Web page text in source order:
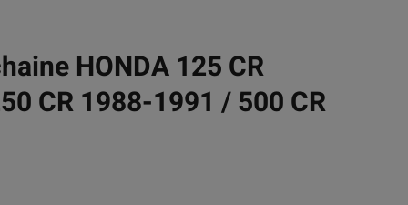
HONDA 125 CR
CR 1988-1991 / 500 CR